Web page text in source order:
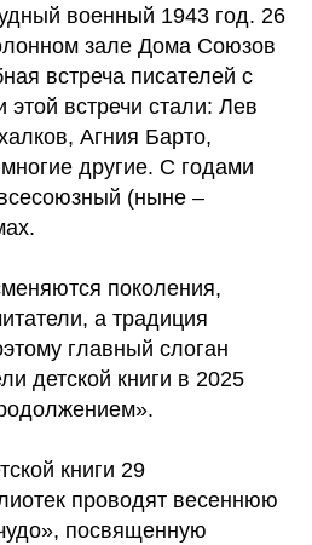
военный 1943 год. 26
зале Дома Союзов
встреча писателей с
этой встречи стали: Лев
Агния Барто,
другие. С годами
(ныне –
поколения,
а традиция
главный слоган
детской книги в 2025
книги 29
проводят весеннюю
посвященную